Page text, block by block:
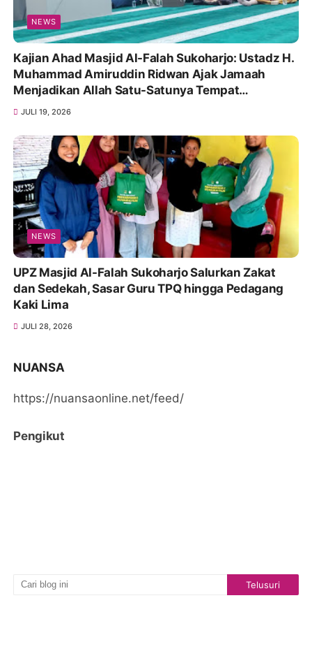
NEWS
Kajian Ahad Masjid Al-Falah Sukoharjo: Ustadz H.
Muhammad Amiruddin Ridwan Ajak Jamaah
Menjadikan Allah Satu-Satunya Tempat
Bergantung
JULI 19, 2026
NEWS
UPZ Masjid Al-Falah Sukoharjo Salurkan Zakat
dan Sedekah, Sasar Guru TPQ hingga Pedagang
Kaki Lima
JULI 28, 2026
NUANSA
https://nuansaonline.net/feed/
Pengikut